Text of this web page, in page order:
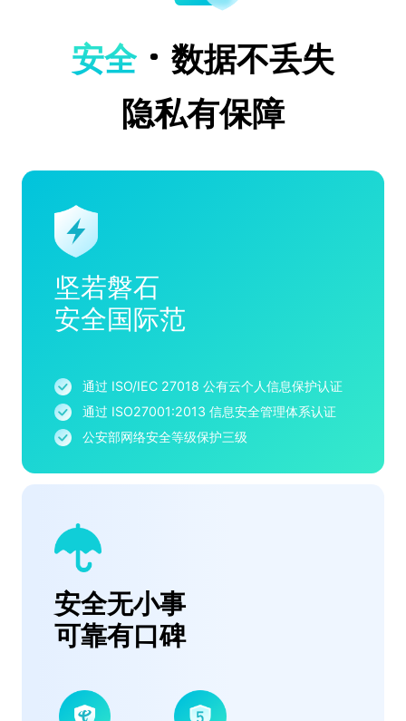
安全
数据不丢失
隐私有保障
坚若磐石
安全国际范
通过 ISO/IEC 27018 公有云个人信息保护认证
通过 ISO27001:2013 信息安全管理体系认证
公安部网络安全等级保护三级
安全无小事
可靠有口碑